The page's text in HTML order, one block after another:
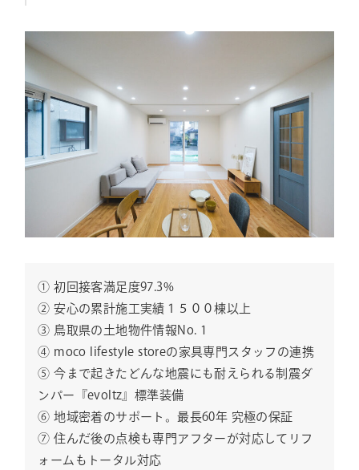
① 初回接客満足度97.3%
② 安心の累計施工実績１５００棟以上
③ 鳥取県の土地物件情報No. 1
④ moco lifestyle storeの家具専門スタッフの連携
⑤ 今まで起きたどんな地震にも耐えられる制震ダ
ンパー『evoltz』標準装備
⑥ 地域密着のサポート。最長60年 究極の保証
⑦ 住んだ後の点検も専門アフターが対応してリフ
ォームもトータル対応